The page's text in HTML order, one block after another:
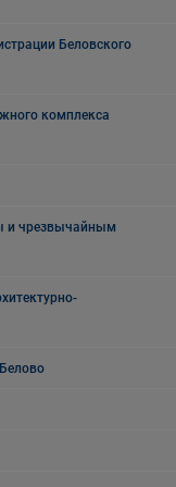
Беловского
комплекса
и чрезвычайным